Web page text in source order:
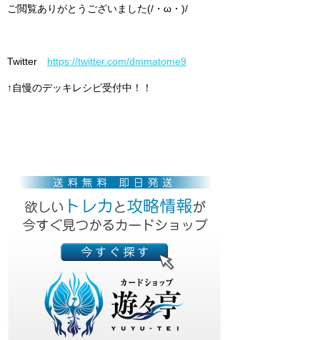
ご閲覧ありがとうございました(/・ω・)/
Twitter https://twitter.com/dmmatome9
↑自慢のデッキレシピ受付中！！